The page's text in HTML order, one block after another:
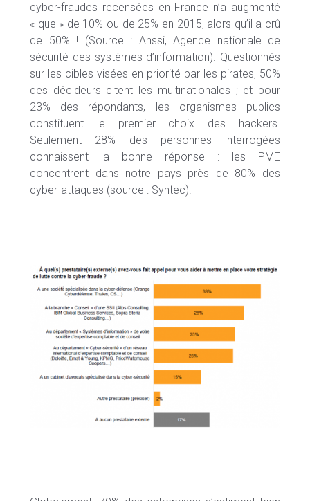
cyber-fraudes recensées en France n’a augmenté
« que » de 10% ou de 25% en 2015, alors qu’il a crû
de 50% ! (Source : Anssi, Agence nationale de
sécurité des systèmes d’information). Questionnés
sur les cibles visées en priorité par les pirates, 50%
des décideurs citent les multinationales ; et pour
23% des répondants, les organismes publics
constituent le premier choix des hackers.
Seulement 28% des personnes interrogées
connaissent la bonne réponse : les PME
concentrent dans notre pays près de 80% des
cyber-attaques (source : Syntec).